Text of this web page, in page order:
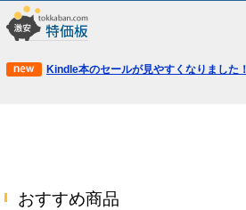
Kindle本のセールが見やすくなりました！
おすすめ商品